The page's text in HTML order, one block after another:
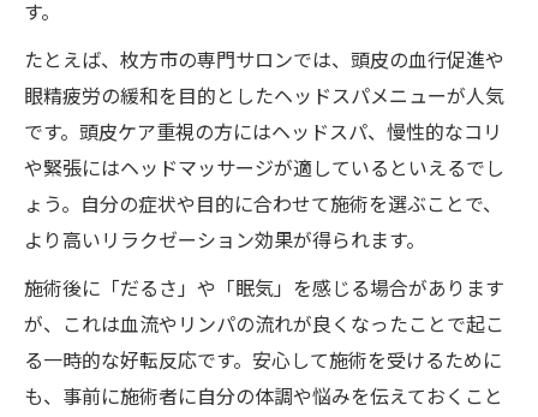
す。
たとえば、枚方市の専門サロンでは、頭皮の血行促進や
眼精疲労の緩和を目的としたヘッドスパメニューが人気
です。頭皮ケア重視の方にはヘッドスパ、慢性的なコリ
や緊張にはヘッドマッサージが適しているといえるでし
ょう。自分の症状や目的に合わせて施術を選ぶことで、
より高いリラクゼーション効果が得られます。
施術後に「だるさ」や「眠気」を感じる場合があります
が、これは血流やリンパの流れが良くなったことで起こ
る一時的な好転反応です。安心して施術を受けるために
も、事前に施術者に自分の体調や悩みを伝えておくこと